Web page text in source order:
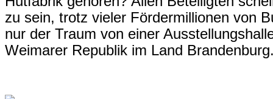
zu sein, trotz vieler Fördermillionen von
nur der Traum von einer
Weimarer Republik im Land